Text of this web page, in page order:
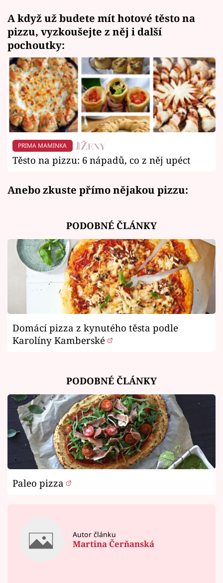
A když už budete mít hotové těsto na
pizzu, vyzkoušejte z něj i další
pochoutky:
PRIMA MAMINKA
Těsto na pizzu: 6 nápadů, co z něj upéct
Anebo zkuste přímo nějakou pizzu:
PODOBNÉ ČLÁNKY
Domácí pizza z kynutého těsta podle
Karolíny Kamberské
PODOBNÉ ČLÁNKY
Paleo pizza
Autor článku
Martina Čerňanská